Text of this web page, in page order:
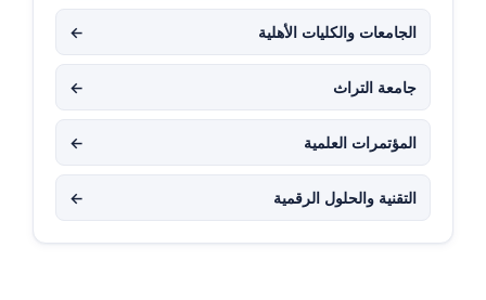
الجامعات والكليات الأهلية ←
جامعة التراث ←
المؤتمرات العلمية ←
التقنية والحلول الرقمية ←